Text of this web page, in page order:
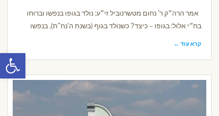
פתח
אמר הרה״ק ר' נחום מטשרנוביל זי״ע: נולד בגופו בנפשו וברוחו
בח״י אלול: בגופו – כיצד? כשנולד בגוף (בשנת ה'נח"ת), בנפשו
קרא עוד ←